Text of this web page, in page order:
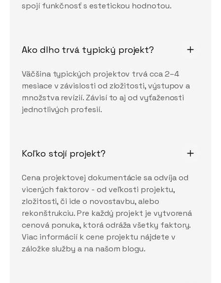
spojí funkčnosť s estetickou hodnotou.
Ako dlho trvá typický projekt?
Väčšina typických projektov trvá cca 2–4
mesiace v závislosti od zložitosti, výstupov a
množstva revízií. Závisí to aj od vyťaženosti
jednotlivých profesií.
Koľko stojí projekt?
Cena projektovej dokumentácie sa odvíja od
vicerých faktorov - od veľkosti projektu,
zložitosti, či ide o novostavbu, alebo
rekonštrukciu. Pre každý projekt je vytvorená
cenová ponuka, ktorá odráža všetky faktory.
Viac informácií k cene projektu nájdete v
záložke služby a na našom blogu.